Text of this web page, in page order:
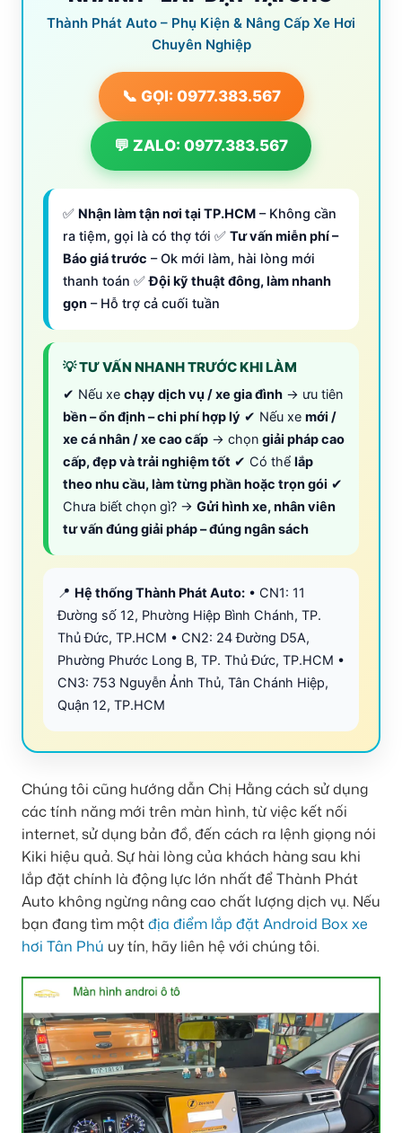
Thành Phát Auto – Phụ Kiện & Nâng Cấp Xe Hơi
Chuyên Nghiệp
📞 GỌI: 0977.383.567
💬 ZALO: 0977.383.567
✅ Nhận làm tận nơi tại TP.HCM – Không cần
ra tiệm, gọi là có thợ tới ✅ Tư vấn miễn phí –
Báo giá trước – Ok mới làm, hài lòng mới
thanh toán ✅Đội kỹ thuật đông, làm nhanh
gọn – Hỗ trợ cả cuối tuần
💡 TƯ VẤN NHANH TRƯỚC KHI LÀM
✔ Nếu xe chạy dịch vụ / xe gia đình → ưu tiên
bền – ổn định – chi phí hợp lý ✔ Nếu xe mới /
xe cá nhân / xe cao cấp → chọn giải pháp cao
cấp, đẹp và trải nghiệm tốt ✔ Có thể lắp
theo nhu cầu, làm từng phần hoặc trọn gói ✔
Chưa biết chọn gì? → Gửi hình xe, nhân viên
tư vấn đúng giải pháp – đúng ngân sách
📍 Hệ thống Thành Phát Auto: • CN1: 11
Đường số 12, Phường Hiệp Bình Chánh, TP.
Thủ Đức, TP.HCM • CN2: 24 Đường D5A,
Phường Phước Long B, TP. Thủ Đức, TP.HCM •
CN3: 753 Nguyễn Ảnh Thủ, Tân Chánh Hiệp,
Quận 12, TP.HCM
Chúng tôi cũng hướng dẫn Chị Hằng cách sử dụng
các tính năng mới trên màn hình, từ việc kết nối
internet, sử dụng bản đồ, đến cách ra lệnh giọng nói
Kiki hiệu quả. Sự hài lòng của khách hàng sau khi
lắp đặt chính là động lực lớn nhất để Thành Phát
Auto không ngừng nâng cao chất lượng dịch vụ. Nếu
bạn đang tìm mộtđịa điểm lắp đặt Android Box xe
hơi Tân Phú uy tín, hãy liên hệ với chúng tôi.